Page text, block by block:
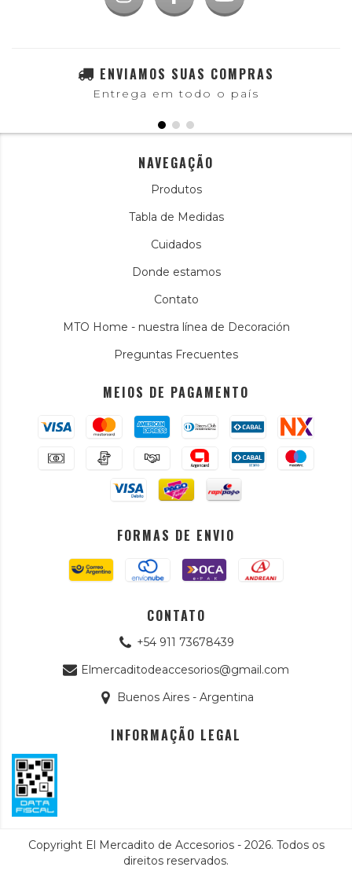
ENVIAMOS SUAS COMPRAS
Entrega em todo o país
NAVEGAÇÃO
Produtos
Tabla de Medidas
Cuidados
Donde estamos
Contato
MTO Home - nuestra línea de Decoración
Preguntas Frecuentes
MEIOS DE PAGAMENTO
FORMAS DE ENVIO
CONTATO
+54 911 73678439
Elmercaditodeaccesorios@gmail.com
Buenos Aires - Argentina
INFORMAÇÃO LEGAL
Copyright El Mercadito de Accesorios - 2026. Todos os
direitos reservados.